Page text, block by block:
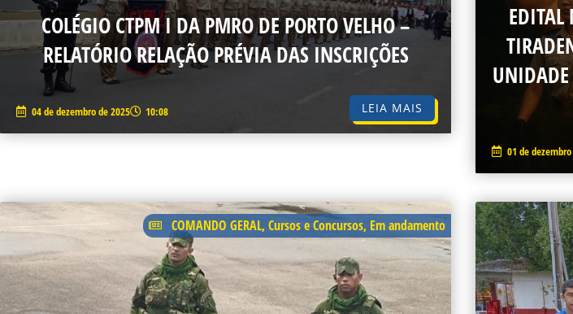
COLÉGIO CTPM I DA PMRO DE PORTO VELHO –
RELATÓRIO RELAÇÃO PRÉVIA DAS INSCRIÇÕES
04 de dezembro de 2025 10:08 LEIA MAIS
UNIDADE
01 de
COMANDO GERAL,Cursos e Concursos, Em andamento